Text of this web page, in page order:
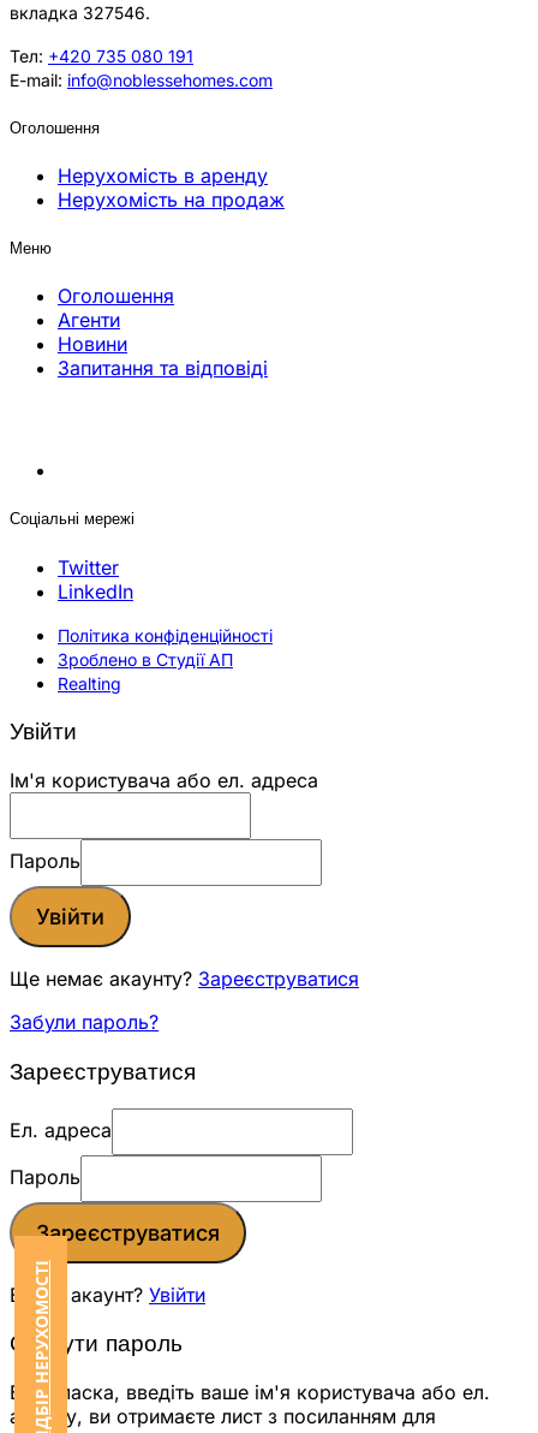
вкладка 327546.
Тел: +420 735 080 191
E-mail: info@noblessehomes.com
Оголошення
Нерухомість в аренду
Нерухомість на продаж
Меню
Оголошення
Агенти
Новини
Запитання та відповіді
Соціальні мережі
Twitter
LinkedIn
Політика конфіденційності
Зроблено в Студії АП
Realting
Увійти
Ім'я користувача або ел. адреса
Пароль
Увійти
Ще немає акаунту? Зареєструватися
Забули пароль?
Зареєструватися
Ел. адреса
Пароль
Зареєструватися
Вже є акаунт? Увійти
Скинути пароль
Будь ласка, введіть ваше ім'я користувача або ел.
адресу, ви отримаєте лист з посиланням для